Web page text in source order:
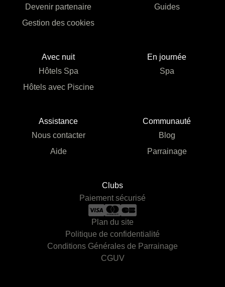
Devenir partenaire
Gestion des cookies
Guides
Avec nuit
Hôtels Spa
Hôtels avec Piscine
En journée
Spa
Assistance
Nous contacter
Aide
Communauté
Blog
Parrainage
Clubs
Paiement sécurisé
Plan du site
Politique de confidentialité
Conditions Générales de Parrainage
CGUV